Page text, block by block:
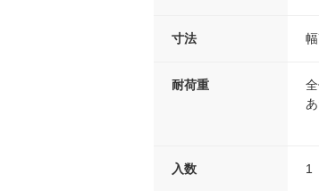
寸法
耐荷重
入数 1